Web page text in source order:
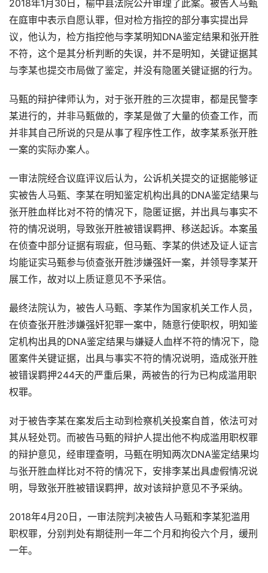
2018年1月30日，榆中县法院公开审理了此案。被告人马甄
在庭审中表示自愿认罪，但对检方指控的部分事实提出异
议，他认为，检方指控他与李某明知DNA鉴定结果和张开胜
不符，这个是其分析判断的失误，并不是明知，关键证据其
与李某也提交市局做了鉴定，并没有隐匿关键证据的行为。
马甄的辩护律师认为，对于张开胜的三次提审，都是民警李
某进行的，并非马甄做的，李某是做了大量的侦查工作，而
并非其自己所说的只是从事了程序性工作，故李某系张开胜
一案的实际办案人。
一审法院经合议庭评议后认为，公诉机关提交的证据能够证
实被告人马甄、李某在明知鉴定机构出具的DNA鉴定结果与
张开胜血样比对不符的情况下，隐匿证据，并出具与事实不
符的情况说明，导致张开胜被错误羁押、移送起诉。本案虽
在侦查中部分证据有瑕疵，但马甄、李某的供述及证人证言
均能证实马甄参与侦查张开胜涉嫌强奸一案，并领导李某开
展工作，故对以上质证意见不予采信。
最终法院认为，被告人马甄、李某作为国家机关工作人员，
在侦查张开胜涉嫌强奸犯罪一案中，随意行使职权，明知鉴
定机构出具的DNA鉴定结果与嫌疑人血样不符的情况下，隐
匿案件关键证据，出具与事实不符的情况说明，造成张开胜
被错误羁押244天的严重后果，两被告的行为已构成滥用职
权罪。
对于被告李某在案发后主动到检察机关投案自首，依法可对
其从轻处罚。而被告马甄的辩护人提出他不构成滥用职权罪
的辩护意见，经审理查明，马甄在明知两次DNA鉴定结果均
与张开胜血样比对不符的情况下，安排李某出具虚假情况说
明，导致张开胜被错误羁押，故对该辩护意见不予采纳。
2018年4月20日，一审法院判决被告人马甄和李某犯滥用
职权罪，分别判处有期徒刑一年二个月和拘役六个月，缓刑
一年。